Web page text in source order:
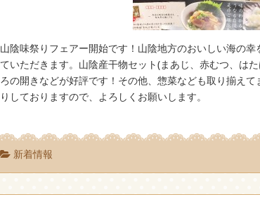
山陰味祭りフェアー開始です！山陰地方のおいしい海の
ていただきます。山陰産干物セット(まあじ、赤むつ、は
ろの開きなどが好評です！その他、惣菜なども取り揃え
りしておりますので、よろしくお願いします。
新着情報